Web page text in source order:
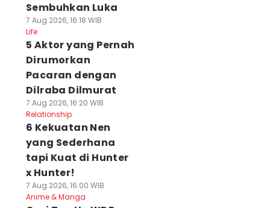
Sembuhkan Luka
7 Aug 2026, 16:18 WIB
Life
5 Aktor yang Pernah
Dirumorkan
Pacaran dengan
Dilraba Dilmurat
7 Aug 2026, 16:20 WIB
Relationship
6 Kekuatan Nen
yang Sederhana
tapi Kuat di Hunter
x Hunter!
7 Aug 2026, 16:00 WIB
Anime & Manga